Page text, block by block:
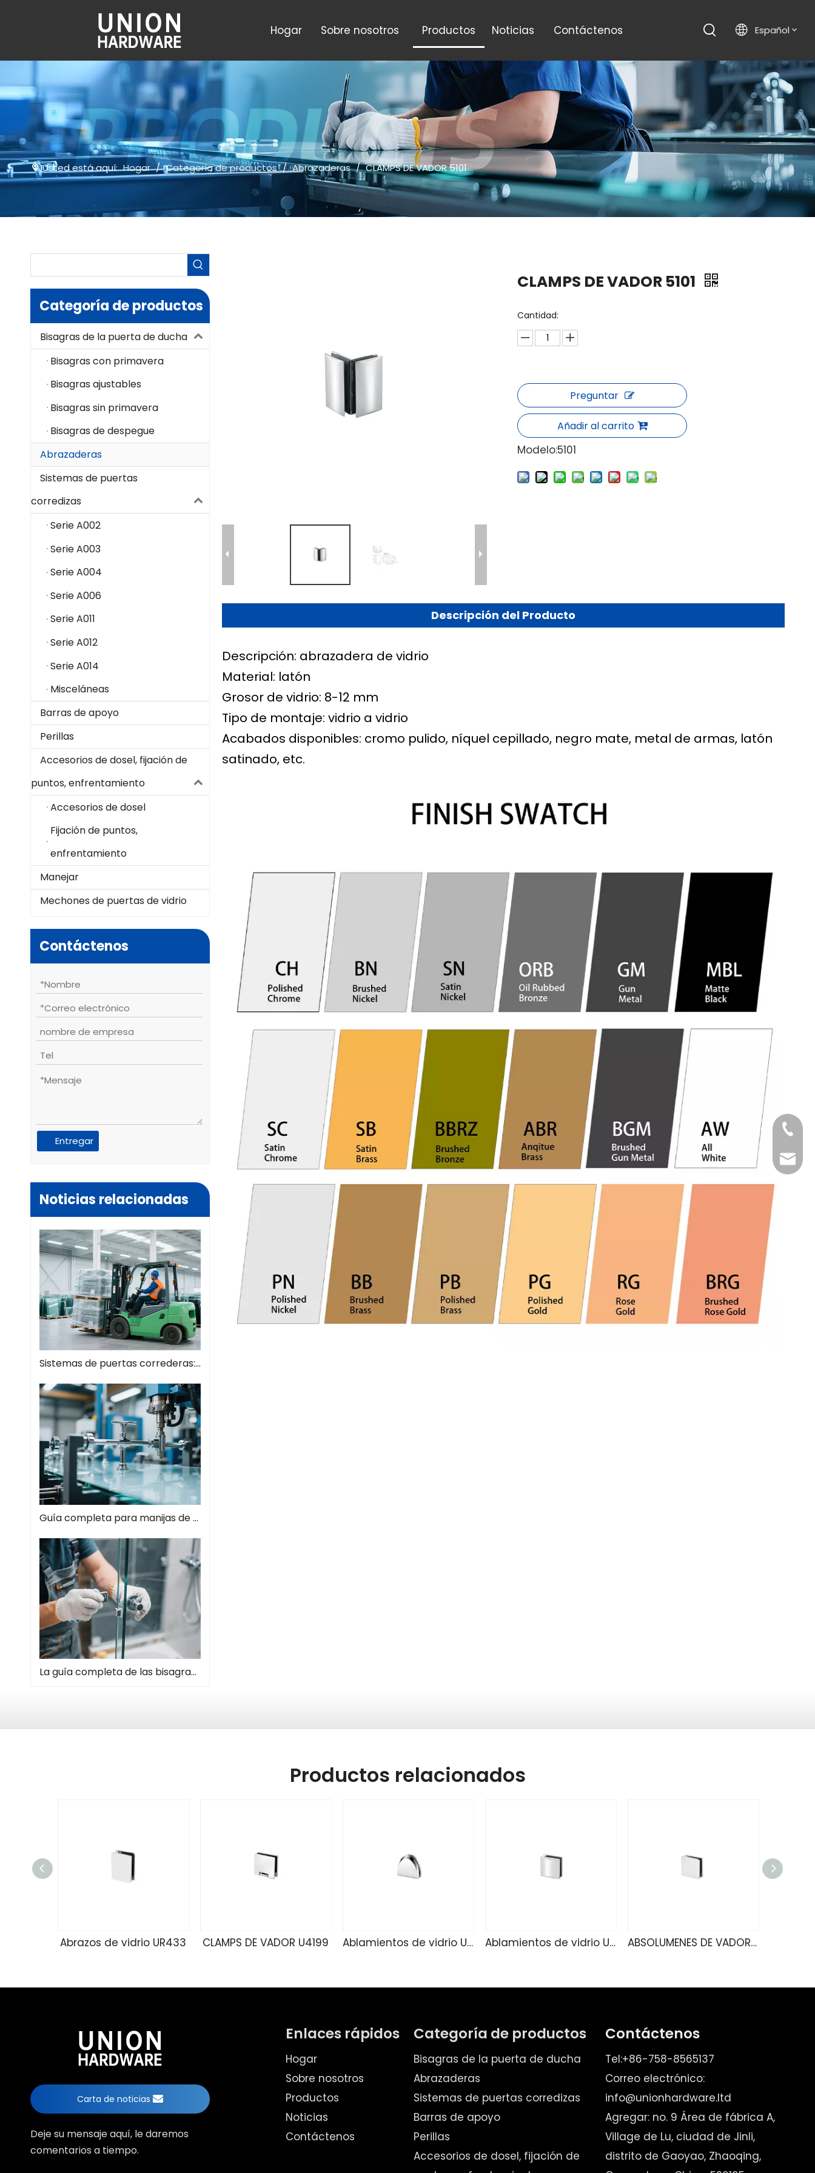
Hogar Sobre nosotros Productos Noticias Contáctenos Español
Usted está aquí: Hogar / Categoría de productos / Abrazaderas / CLAMPS DE VADOR 5101
Categoría de productos
Bisagras de la puerta de ducha
Bisagras con primavera
Bisagras ajustables
Bisagras sin primavera
Bisagras de despegue
Abrazaderas
Sistemas de puertas
corredizas
Serie A002
Serie A003
Serie A004
Serie A006
Serie A011
Serie A012
Serie A014
Misceláneas
Barras de apoyo
Perillas
Accesorios de dosel, fijación de
puntos, enfrentamiento
Accesorios de dosel
Fijación de puntos,
enfrentamiento
Manejar
Mechones de puertas de vidrio
Contáctenos
Entregar
Noticias relacionadas
Sistemas de puertas correderas: guía completa de soluciones espaciales modernas
Guía completa para manijas de tiros de vidrio: el estilo se encuentra con la función
La guía completa de las bisagras de la puerta de la ducha: tipos, instalación y mantenimiento
CLAMPS DE VADOR 5101
Cantidad:
Preguntar
Añadir al carrito
Modelo:5101
Descripción del Producto
Descripción: abrazadera de vidrio
Material: latón
Grosor de vidrio: 8-12 mm
Tipo de montaje: vidrio a vidrio
Acabados disponibles: cromo pulido, níquel cepillado, negro mate, metal de armas, latón
satinado, etc.
Productos relacionados
Abrazos de vidrio UR433 CLAMPS DE VADOR U4199 Ablamientos de vidrio U4188 Ablamientos de vidrio U4160 ABSOLUMENES DE VADOR U4140
Carta de noticias
Deje su mensaje aquí, le daremos
comentarios a tiempo.
Enlaces rápidos
Hogar
Sobre nosotros
Productos
Noticias
Contáctenos
Categoría de productos
Bisagras de la puerta de ducha
Abrazaderas
Sistemas de puertas corredizas
Barras de apoyo
Perillas
Accesorios de dosel, fijación de
Contáctenos
Tel:+86-758-8565137
Correo electrónico:
info@unionhardware.ltd
Agregar: no. 9 Área de fábrica A,
Village de Lu, ciudad de Jinli,
distrito de Gaoyao, Zhaoqing,
Tel
Email